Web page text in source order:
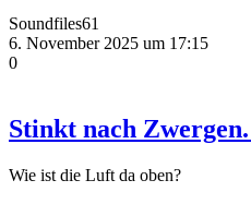
Soundfiles61
6. November 2025 um 17:15
0
Stinkt nach
Wie ist die Luft da oben?